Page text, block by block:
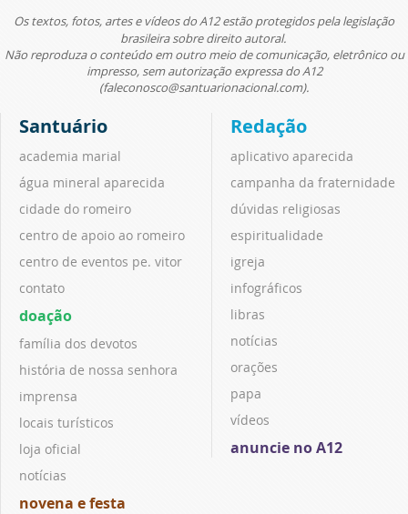
Os textos, fotos, artes e vídeos do A12 estão protegidos pela legislação
brasileira sobre direito autoral.
Não reproduza o conteúdo em outro meio de comunicação, eletrônico ou
impresso, sem autorização expressa do A12
(faleconosco@santuarionacional.com).
Santuário
academia marial
água mineral aparecida
cidade do romeiro
centro de apoio ao romeiro
centro de eventos pe. vitor
contato
doação
família dos devotos
história de nossa senhora
imprensa
locais turísticos
loja oficial
notícias
novena e festa
Redação
aplicativo aparecida
campanha da fraternidade
dúvidas religiosas
espiritualidade
igreja
infográficos
libras
notícias
orações
papa
vídeos
anuncie no A12